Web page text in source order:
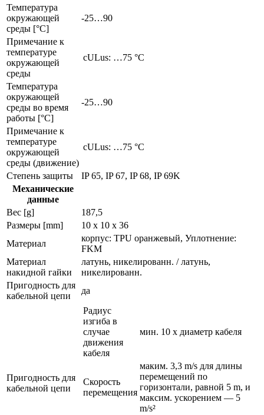
Температура
окружающей
среды [°C]
-25…90
Примечание к
температуре
окружающей
среды
cULus: …75 °C
Температура
окружающей
среды во время
работы [°C]
-25…90
Примечание к
температуре
окружающей
среды (движение)
cULus: …75 °C
Степень защиты
IP 65, IP 67, IP 68, IP 69K
Механические
данные
Вес [g]
187,5
Размеры [mm]
10 x 10 x 36
Материал
корпус: TPU оранжевый, Уплотнение:
FKM
Материал
накидной гайки
латунь, никелированн. / латунь,
никелированн.
Пригодность для
кабельной цепи
да
Пригодность для
кабельной цепи
Радиус
изгиба в
случае
движения
кабеля
мин. 10 x диаметр кабеля
Скорость
перемещения
маким. 3,3 m/s для длины
перемещений по
горизонтали, равной 5 m, и
максим. ускорением — 5
m/s²